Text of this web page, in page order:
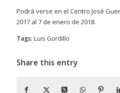
Podrá verse en el Centro José
2017 al 7 de enero de 2018.
Tags: Luis Gordillo
Share this entry